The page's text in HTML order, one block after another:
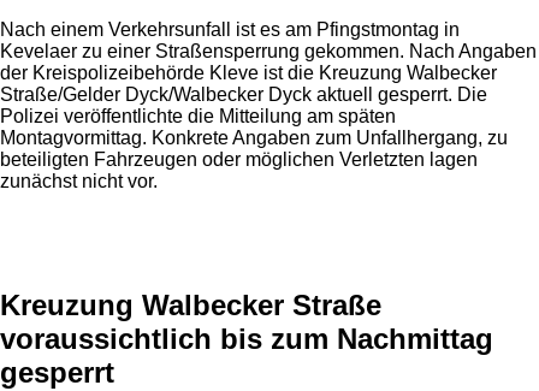
Nach einem Verkehrsunfall ist es am Pfingstmontag in
Kevelaer zu einer Straßensperrung gekommen. Nach Angaben
der Kreispolizeibehörde Kleve ist die Kreuzung Walbecker
Straße/Gelder Dyck/Walbecker Dyck aktuell gesperrt. Die
Polizei veröffentlichte die Mitteilung am späten
Montagvormittag. Konkrete Angaben zum Unfallhergang, zu
beteiligten Fahrzeugen oder möglichen Verletzten lagen
zunächst nicht vor.
Kreuzung Walbecker Straße
voraussichtlich bis zum Nachmittag
gesperrt